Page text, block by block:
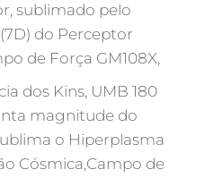
sublimado pelo
do Perceptor
de Força GM108X,
dos Kins, UMB 180
magnitude do
o Hiperplasma
Cósmica,Campo de